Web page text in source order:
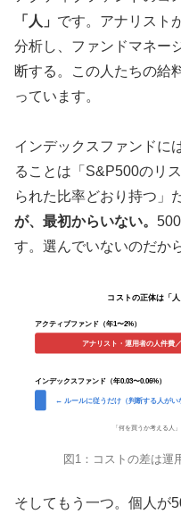
「人」 です。アナリスト
分析し、ファンドマネー
断する。この人たちの給
っています。
インデックスファンドに
ることは「S&P500のリ
られた比率どおり持つ」
が、最初からいない。
す。選んでいないのだから
コストの正体は「
アクティブファンド（年1〜2%）
アナリスト・運用者の人件費
インデックスファンド（年0.03〜0.06%）
← ルールに従うだけ（判断する人がい
「何を買うか考える人
図1：コストの差は運
そしてもう一つ。個人が